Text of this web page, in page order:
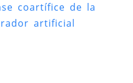
coartífice de la
artificial